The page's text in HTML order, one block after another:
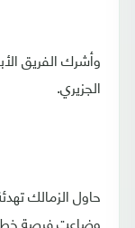
وأشرك الفريق
الجزيري.
حاول الزمالك
وضاعت فرصة